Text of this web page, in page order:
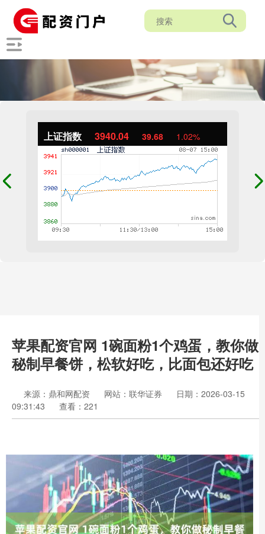
上证指数 3940.04 39.68 1.02%
苹果配资官网 1碗面粉1个鸡蛋，教你做
秘制早餐饼，松软好吃，比面包还好吃
来源：鼎和网配资 网站：联华证券
日期：2026-03-15
09:31:43
查看：221